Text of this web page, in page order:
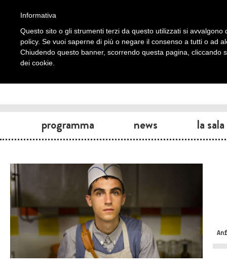
programma news la sala
Informativa
Questo sito o gli strumenti terzi da questo utilizzati si
policy. Se vuoi saperne di più o negare il consenso a tutti o ad
Chiudendo questo banner, scorrendo questa pagina, cliccando
dei cookie.